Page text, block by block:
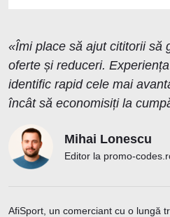
«Îmi place să ajut cititorii să
oferte și reduceri.
identific rapid cele mai
încât să economisiți la
Mihai Lonescu
Editor la promo-
AfiSport, un comerciant cu o lungă